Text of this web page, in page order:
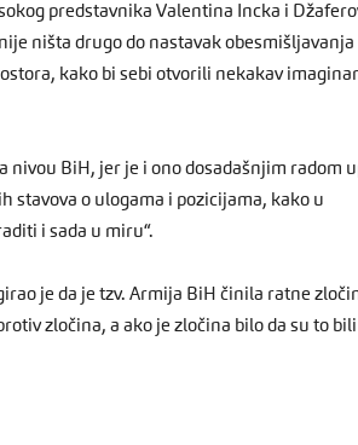
predstavnika Valentina Incka i
ništa drugo do nastavak
kako bi sebi otvorili nekakav
nivou BiH, jer je i ono dosadašnjim radom
stavova o ulogama i pozicijama, kako u
i sada u miru“.
je da je tzv. Armija BiH činila ratne
zločina, a ako je zločina bilo da su to bili